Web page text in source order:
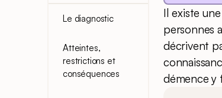
Le diagnostic
Atteintes,
restrictions et
conséquences
Il existe
personnes
décrivent
démence y